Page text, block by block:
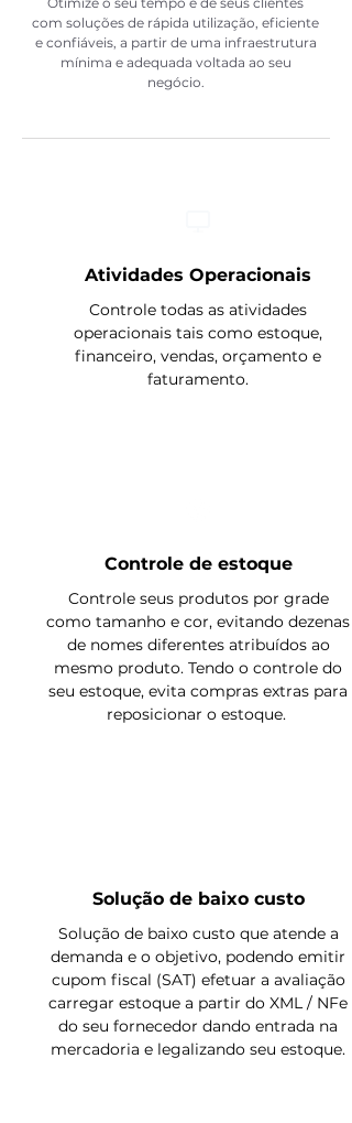
com soluções de rápida utilização, eficiente
e confiáveis, a partir de uma infraestrutura
mínima e adequada voltada ao seu
negócio.
Controle todas as atividades
operacionais tais como estoque,
financeiro, vendas, orçamento e
faturamento.
Atividades Operacionais
Controle seus produtos por grade
como tamanho e cor, evitando dezenas
de nomes diferentes atribuídos ao
mesmo produto. Tendo o controle do
seu estoque, evita compras extras para
reposicionar o estoque.
Controle de estoque
Solução de baixo custo que atende a
demanda e o objetivo, podendo emitir
cupom fiscal (SAT) efetuar a avaliação
carregar estoque a partir do XML / NFe
do seu fornecedor dando entrada na
mercadoria e legalizando seu estoque.
Solução de baixo custo